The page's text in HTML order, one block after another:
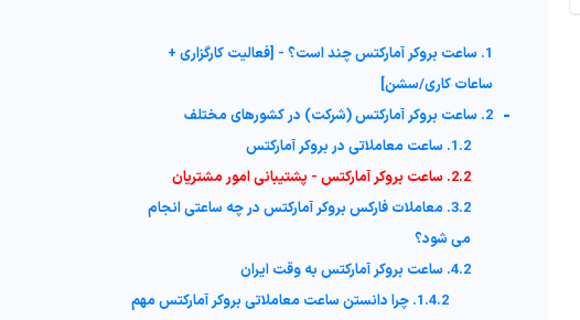
1. ساعت بروکر آمارکتس چند است؟ - [فعالیت کارگزاری +
ساعات کاری/سشن]
2. ساعت بروکر آمارکتس (شرکت) در کشورهای مختلف -
1.2. ساعت معاملاتی در بروکر آمارکتس
2.2. ساعت بروکر آمارکتس - پشتیبانی امور مشتریان
3.2. معاملات فارکس بروکر آمارکتس در چه ساعتی انجام
می شود؟
4.2. ساعت بروکر آمارکتس به وقت ایران
1.4.2. چرا دانستن ساعت معاملاتی بروکر آمارکتس مهم